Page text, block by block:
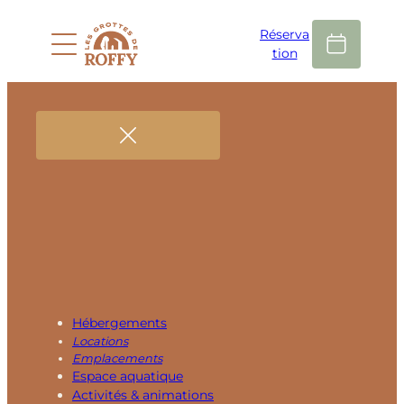
Réserva
tion
Hébergements
Locations
Emplacements
Espace aquatique
Activités & animations